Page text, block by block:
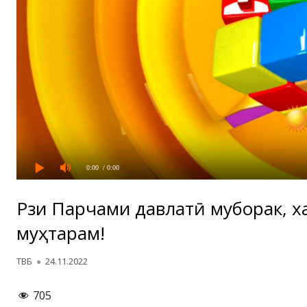
0:00 / 0:00
Рӯзи Парчами давлатӣ муборак,
муҳтарам!
Автор
ТВБ Опубликовано
24.11.2022
705